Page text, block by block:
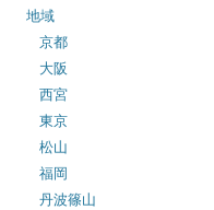
地域
京都
大阪
西宮
東京
松山
福岡
丹波篠山